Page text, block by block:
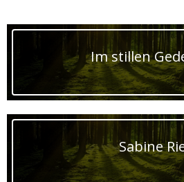
Im stillen
Sabine